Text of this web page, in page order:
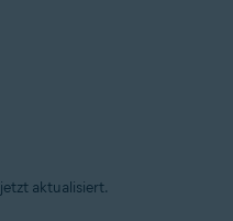
aktualisiert.